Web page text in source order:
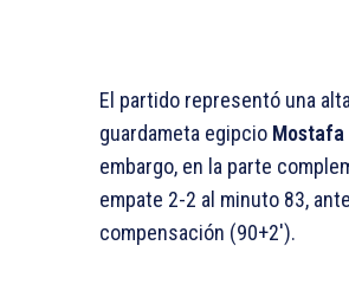
El partido representó una
guardameta egipcio Mostafa
embargo, en la parte
empate 2-2 al minuto 83,
compensación (90+2′).